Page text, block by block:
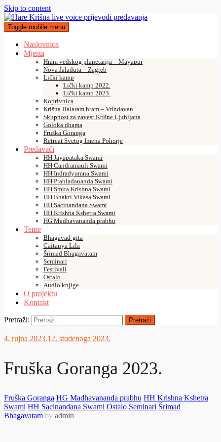
Skip to content
Toggle mobile menu
Naslovnica
Mjesta
Hram vedskog planetarija – Mayapur
Nova Jaladuta – Zagreb
Lički kamp
Lički kamp 2022.
Lički kamp 2023.
Koprivnica
Krišna Balaram hram – Vrindavan
Skupnost za zavest Krišne Ljubljana
Goloka dhama
Fruška Goranga
Retreat Svetog Imena Pohorje
Predavači
HH Jayapataka Swami
HH Candramauli Swami
HH Indradyumna Swami
HH Prahladananda Swami
HH Smita Krishna Swami
HH Bhakti Vikasa Swami
HH Sacinandana Swami
HH Krishna Kshetra Swami
HG Madhavananda prabhu
Teme
Bhagavad-gita
Caitanya Lila
Šrimad Bhagavatam
Seminari
Festivali
Ostalo
Audio knjige
O projektu
Kontakt
Pretraži:
4. rujna 2023.12. studenoga 2023.
Fruška Goranga 2023.
Fruška Goranga HG Madhavananda prabhu HH Krishna Kshetra
Swami HH Sacinandana Swami Ostalo Seminari Šrimad
Bhagavatam by admin